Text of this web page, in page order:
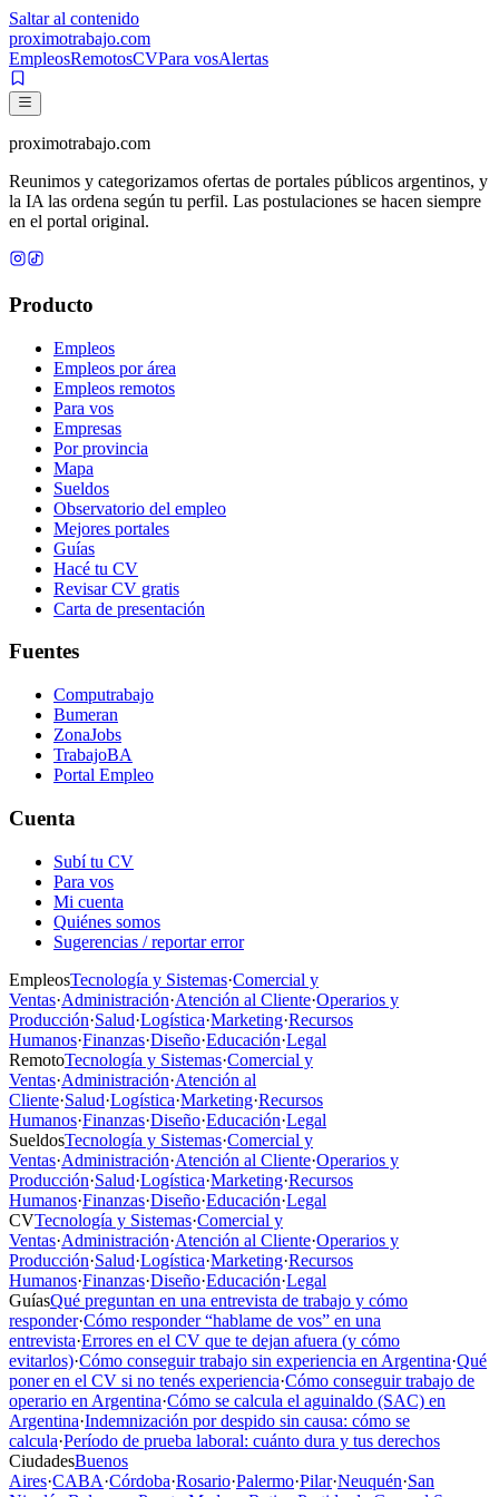
Saltar al contenido
proximotrabajo.com
EmpleosRemotosCVPara vosAlertas
proximotrabajo.com
Reunimos y categorizamos ofertas de portales públicos argentinos, y
la IA las ordena según tu perfil. Las postulaciones se hacen siempre
en el portal original.
Producto
Empleos
Empleos por área
Empleos remotos
Para vos
Empresas
Por provincia
Mapa
Sueldos
Observatorio del empleo
Mejores portales
Guías
Hacé tu CV
Revisar CV gratis
Carta de presentación
Fuentes
Computrabajo
Bumeran
ZonaJobs
TrabajoBA
Portal Empleo
Cuenta
Subí tu CV
Para vos
Mi cuenta
Quiénes somos
Sugerencias / reportar error
EmpleosTecnología y Sistemas·Comercial y
Ventas·Administración·Atención al Cliente·Operarios y
Producción·Salud·Logística·Marketing·Recursos
Humanos·Finanzas·Diseño·Educación·Legal
RemotoTecnología y Sistemas·Comercial y
Ventas·Administración·Atención al
Cliente·Salud·Logística·Marketing·Recursos
Humanos·Finanzas·Diseño·Educación·Legal
SueldosTecnología y Sistemas·Comercial y
Ventas·Administración·Atención al Cliente·Operarios y
Producción·Salud·Logística·Marketing·Recursos
Humanos·Finanzas·Diseño·Educación·Legal
CVTecnología y Sistemas·Comercial y
Ventas·Administración·Atención al Cliente·Operarios y
Producción·Salud·Logística·Marketing·Recursos
Humanos·Finanzas·Diseño·Educación·Legal
GuíasQué preguntan en una entrevista de trabajo y cómo
responder·Cómo responder “hablame de vos” en una
entrevista·Errores en el CV que te dejan afuera (y cómo
evitarlos)·Cómo conseguir trabajo sin experiencia en Argentina·Qué
poner en el CV si no tenés experiencia·Cómo conseguir trabajo de
operario en Argentina·Cómo se calcula el aguinaldo (SAC) en
Argentina·Indemnización por despido sin causa: cómo se
calcula·Período de prueba laboral: cuánto dura y tus derechos
CiudadesBuenos
Aires·CABA·Córdoba·Rosario·Palermo·Pilar·Neuquén·San